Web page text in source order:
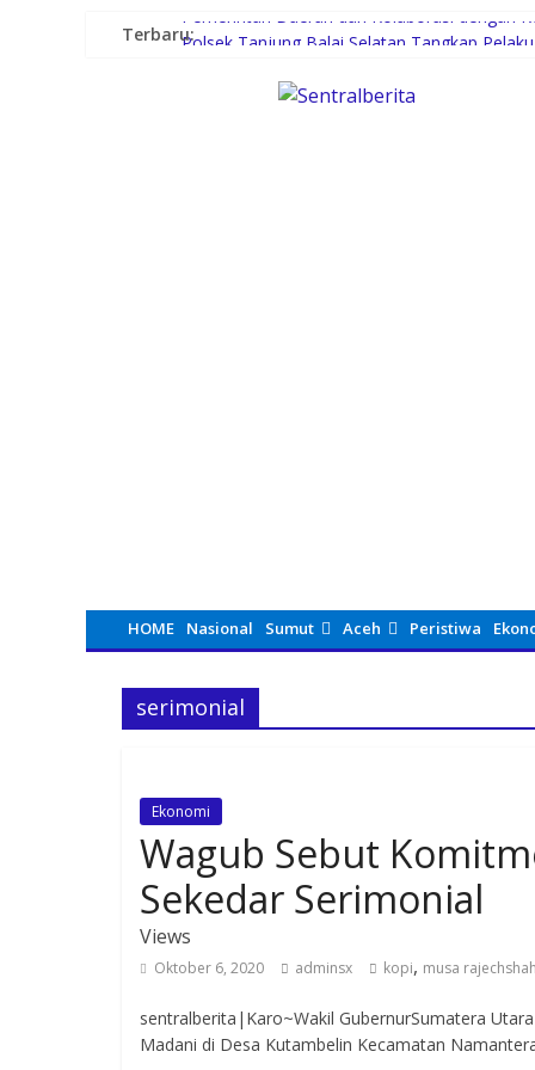
Terbaru:Pemerintah Daerah dan Kolaborasi dengan
Plt. Bupati Langkat Tiorita Percepat
Kunker ke Tapteng, Kapolda Sumut
Konsumsi Sabu di Kabin Truk, Supir Tangki
HOME Nasional Sumut Aceh Peristiwa
serimonial
Ekonomi
Wagub Sebut
Sekedar Serimonial
Views
Oktober 6, 2020 adminsx kopi, musa rajechshah
sentralberita|Karo~Wakil GubernurSumatera
Madani di Desa Kutambelin Kecamatan